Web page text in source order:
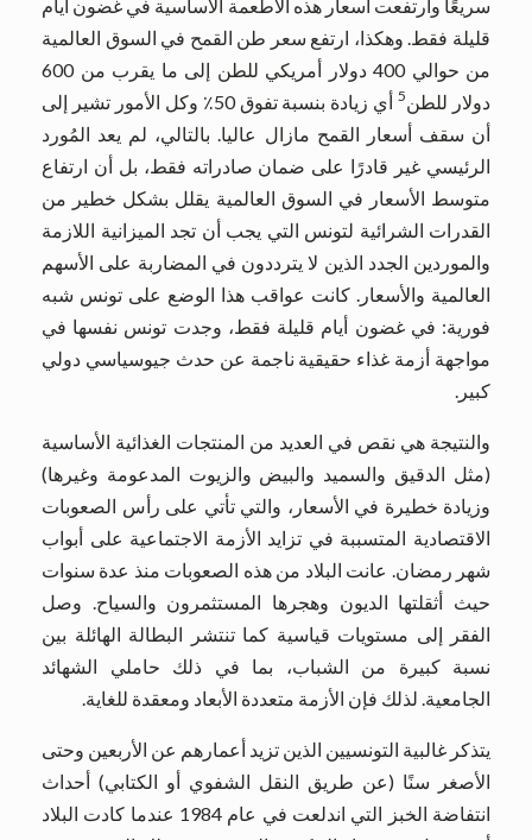
سريعًا وارتفعت أسعار هذه الأطعمة الأساسية في غضون أيام
قليلة فقط. وهكذا، ارتفع سعر طن القمح في السوق العالمية
من حوالي 400 دولار أمريكي للطن إلى ما يقرب من 600
دولار للطن5
أي زيادة بنسبة تفوق 50٪ وكل الأمور تشير إلى
أن سقف أسعار القمح مازال عاليا. بالتالي، لم يعد المُورد
الرئيسي غير قادرًا على ضمان صادراته فقط، بل أن ارتفاع
متوسط ​​الأسعار في السوق العالمية يقلل بشكل خطير من
القدرات الشرائية لتونس التي يجب أن تجد الميزانية اللازمة
والموردين الجدد الذين لا يترددون في المضاربة على الأسهم
العالمية والأسعار. كانت عواقب هذا الوضع على تونس شبه
فورية: في غضون أيام قليلة فقط، وجدت تونس نفسها في
مواجهة أزمة غذاء حقيقية ناجمة عن حدث جيوسياسي دولي
كبير.
والنتيجة هي نقص في العديد من المنتجات الغذائية الأساسية
(مثل الدقيق والسميد والبيض والزيوت المدعومة وغيرها)
وزيادة خطيرة في الأسعار، والتي تأتي على رأس الصعوبات
الاقتصادية المتسببة في تزايد الأزمة الاجتماعية على أبواب
شهر رمضان. عانت البلاد من هذه الصعوبات منذ عدة سنوات
حيث أثقلتها الديون وهجرها المستثمرون والسياح. وصل
الفقر إلى مستويات قياسية كما تنتشر البطالة الهائلة بين
نسبة كبيرة من الشباب، بما في ذلك حاملي الشهائد
الجامعية. لذلك فإن الأزمة متعددة الأبعاد ومعقدة للغاية.
يتذكر غالبية التونسيين الذين تزيد أعمارهم عن الأربعين وحتى
الأصغر سنًا (عن طريق النقل الشفوي أو الكتابي) أحداث
انتفاضة الخبز التي اندلعت في عام 1984 عندما كادت البلاد